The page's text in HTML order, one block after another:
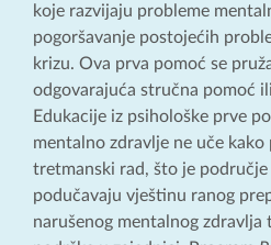
koje razvijaju probleme
pogoršavanje postojećih
krizu. Ova prva pomoć se
odgovarajuća stručna pomoć
Edukacije iz psihološke prve
mentalno zdravlje ne uče
tretmanski rad, što je
podučavaju vještinu ranog
narušenog mentalnog zdravlja